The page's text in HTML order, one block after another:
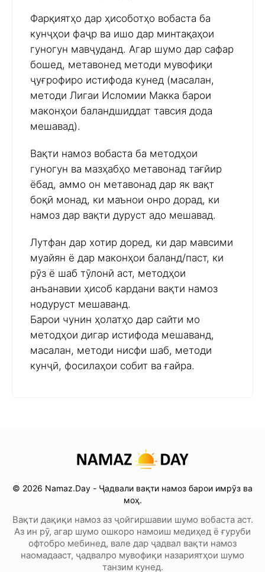
Фарқиятҳо дар ҳисоботҳо вобаста ба
кунҷҳои фаҷр ва ишо дар минтақаҳои
гуногун мавҷуданд. Агар шумо дар сафар
бошед, метавонед методи мувофиқи
ҷуғрофиро истифода кунед (масалан,
методи Лигаи Исломии Макка барои
маконҳои баландшиддат тавсия дода
мешавад).
Вақти намоз вобаста ба методҳои
гуногун ва мазҳабҳо метавонад тағйир
ёбад, аммо он метавонад дар як вақт
боқӣ монад, ки маънои онро дорад, ки
намоз дар вақти дуруст адо мешавад.
Лутфан дар хотир доред, ки дар мавсими
муайян ё дар маконҳои баланд/паст, ки
рӯз ё шаб тӯлонӣ аст, методҳои
анъанавии ҳисоб кардани вақти намоз
нодуруст мешаванд.
Барои чунин ҳолатҳо дар сайти мо
методҳои дигар истифода мешаванд,
масалан, методи нисфи шаб, методи
кунҷӣ, фосилаҳои собит ва ғайра.
© 2026 Namaz.Day - Ҷадвали вақти намоз барои имрӯз ва
моҳ.
Вақти дақиқи намоз аз ҷойгиршавии шумо вобаста аст.
Аз ин рӯ, агар шумо ошкоро намоиш медиҳед ё ғуруби
офтобро мебинед, вале дар ҷадвал вақти намоз
наомадааст, ҷадвалро мувофиқи назариятҳои шумо
танзим кунед.